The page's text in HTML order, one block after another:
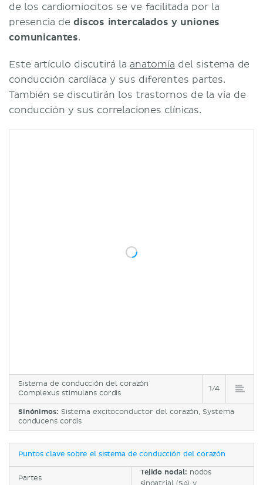
Sistema de conducción del corazón
Complexus stimulans cordis
1/4
Sinónimos: Sistema excitoconductor del corazón, Systema
conducens cordis
de los cardiomiocitos se ve facilitada por la
presencia dediscos intercalados y uniones
comunicantes.
Este artículo discutirá la anatomía del sistema de
conducción cardíaca y sus diferentes partes.
También se discutirán los trastornos de la vía de
conducción y sus correlaciones clínicas.
Puntos clave sobre el sistema de conducción del corazón
Partes
Tejido nodal: nodos